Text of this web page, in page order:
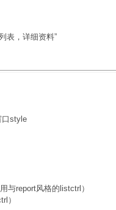
表，详细资料”
style
report风格的listctrl）
）